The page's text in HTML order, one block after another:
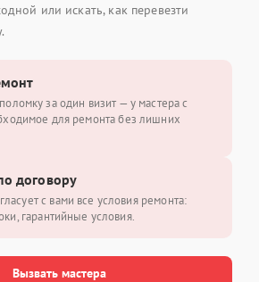
или искать, как перевезти
Вызвать мастера
за один визит — у мастера с
для ремонта без лишних
договору
с вами все условия ремонта:
гарантийные условия.